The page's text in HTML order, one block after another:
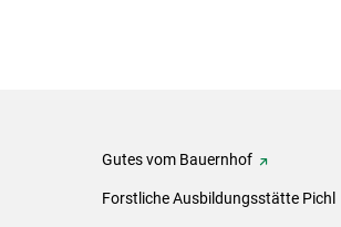
Gutes vom Bauernhof
Forstliche Ausbildungsstätte Pichl